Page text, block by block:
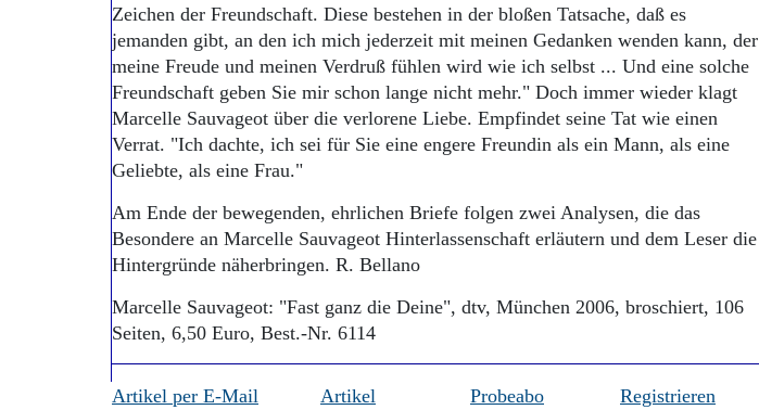
Zeichen der Freundschaft. Diese bestehen in der bloßen Tatsache, daß es
jemanden gibt, an den ich mich jederzeit mit meinen Gedanken wenden kann, der
meine Freude und meinen Verdruß fühlen wird wie ich selbst ... Und eine solche
Freundschaft geben Sie mir schon lange nicht mehr." Doch immer wieder klagt
Marcelle Sauvageot über die verlorene Liebe. Empfindet seine Tat wie einen
Verrat. "Ich dachte, ich sei für Sie eine engere Freundin als ein Mann, als eine
Geliebte, als eine Frau."
Am Ende der bewegenden, ehrlichen Briefe folgen zwei Analysen, die das
Besondere an Marcelle Sauvageot Hinterlassenschaft erläutern und dem Leser die
Hintergründe näherbringen. R. Bellano
Marcelle Sauvageot: "Fast ganz die Deine", dtv, München 2006, broschiert, 106
Seiten, 6,50 Euro, Best.-Nr. 6114
Artikel per E-Mail
Artikel
Probeabo
Registrieren